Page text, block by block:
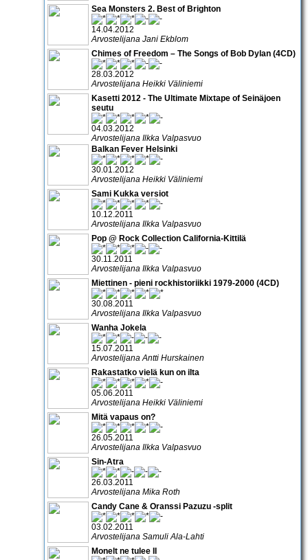
Sea Monsters 2. Best of Brighton
14.04.2012
Arvostelijana Jani Ekblom
Chimes of Freedom – The Songs of Bob Dylan (4CD)
28.03.2012
Arvostelijana Heikki Väliniemi
Kasetti 2012 - The Ultimate Mixtape of Seinäjoen
seutu
04.03.2012
Arvostelijana Ilkka Valpasvuo
Balkan Fever Helsinki
30.01.2012
Arvostelijana Heikki Väliniemi
Sami Kukka versiot
10.12.2011
Arvostelijana Ilkka Valpasvuo
Pop @ Rock Collection California-Kittilä
30.11.2011
Arvostelijana Ilkka Valpasvuo
Miettinen - pieni rockhistoriikki 1979-2000 (4CD)
30.08.2011
Arvostelijana Ilkka Valpasvuo
Wanha Jokela
15.07.2011
Arvostelijana Antti Hurskainen
Rakastatko vielä kun on ilta
05.06.2011
Arvostelijana Heikki Väliniemi
Mitä vapaus on?
26.05.2011
Arvostelijana Ilkka Valpasvuo
Sin-Atra
26.03.2011
Arvostelijana Mika Roth
Candy Cane & Oranssi Pazuzu -split
03.02.2011
Arvostelijana Samuli Ala-Lahti
Monelt ne tulee II